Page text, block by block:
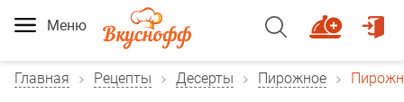
Меню
Главная Рецепты Десерты Пирожное